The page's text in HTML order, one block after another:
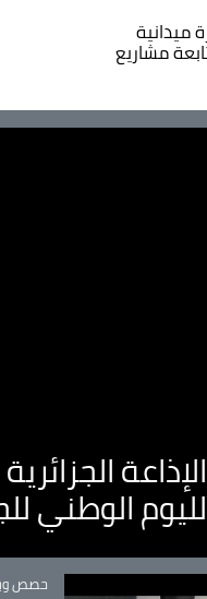
ميدانية
مشاريع
الإذاعة
لليوم الوطني
حصص